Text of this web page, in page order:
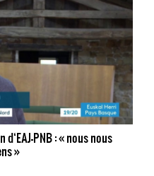
PNB : « nous nous
»